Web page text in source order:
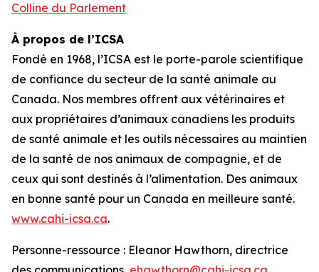
Colline du Parlement
À propos de l’ICSA
Fondé en 1968, l’ICSA est le porte-parole scientifique
de confiance du secteur de la santé animale au
Canada. Nos membres offrent aux vétérinaires et
aux propriétaires d’animaux canadiens les produits
de santé animale et les outils nécessaires au maintien
de la santé de nos animaux de compagnie, et de
ceux qui sont destinés à l’alimentation. Des animaux
en bonne santé pour un Canada en meilleure santé.
www.cahi-icsa.ca.
Personne-ressource : Eleanor Hawthorn, directrice